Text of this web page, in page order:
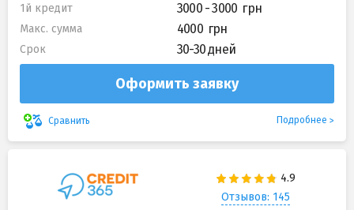
1й кредит 3000 - 3000
Макс. сумма 4000
Срок 30-30 дней
Оформить заявку
Сравнить Подробнее
Отзывов: 145